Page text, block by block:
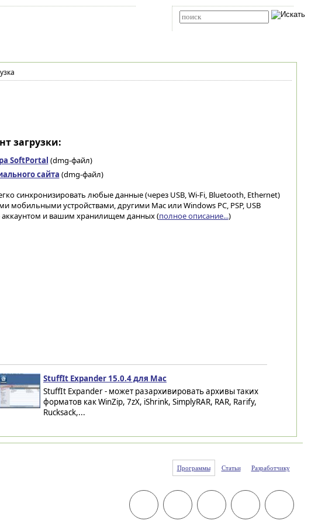
загрузки:
SoftPortal (dmg-файл)
сайта (dmg-файл)
синхронизировать любые данные (через USB, Wi-Fi, Bluetooth, Ethernet)
мобильными устройствами, другими Mac или Windows PC, PSP, USB
аккаунтом и вашим хранилищем данных (полное описание...)
StuffIt Expander 15.0.4 для Mac
StuffIt Expander - может разархивировать архивы таких
форматов как WinZip, 7zX, iShrink, SimplyRAR, RAR, Rarify,
Rucksack,...
Программы Статьи Разработчику